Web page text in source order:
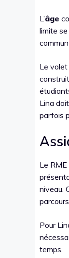
L’âge
limite
Le
Lina
parfois
Le
niveau.
Pour
temps.